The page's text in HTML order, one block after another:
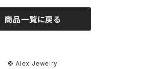
商品一覧に戻る
© Alex Jewelry